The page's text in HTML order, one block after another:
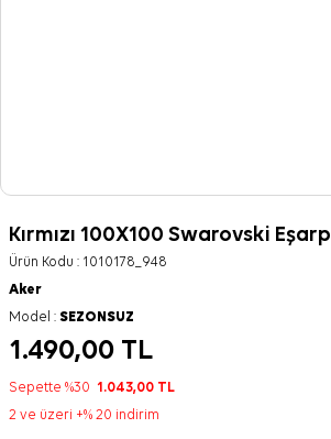
Kırmızı 100X100 Swarovski Eşarp
Ürün Kodu : 1010178_948
Aker
Model : SEZONSUZ
1.490,00 TL
Sepette %30 1.043,00 TL
2 ve üzeri +% 20 indirim